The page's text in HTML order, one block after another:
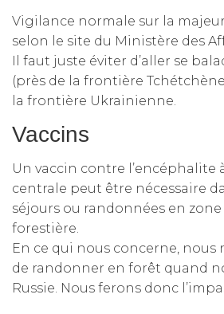
Vigilance normale sur la
selon le site du Ministère des
Il faut juste éviter d’aller se
(près de la frontière
la frontière Ukrainienne.
Vaccins
Un vaccin contre l’encéphalite
centrale peut être nécessaire
séjours ou randonnées en
forestière.
En ce qui nous concerne, nous
de randonner en forêt quand
Russie. Nous ferons donc